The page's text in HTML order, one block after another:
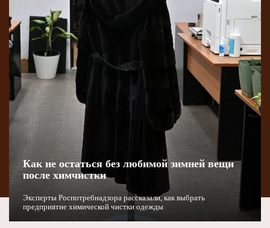
Как не остаться без любимой зимней вещи
после химчистки
Эксперты Роспотребнадзора рассказали, как выбрать
предприятие химической чистки одежды